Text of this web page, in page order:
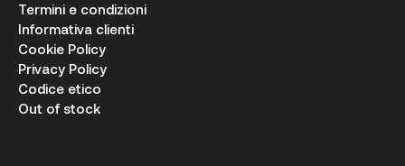
Termini e condizioni
Informativa clienti
Cookie Policy
Privacy Policy
Codice etico
Out of stock